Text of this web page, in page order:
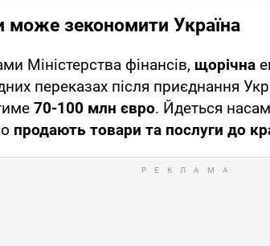
може зекономити Україна
Міністерства фінансів, щорічна
переказах після приєднання
70-100 млн євро. Йдеться
продають товари та послуги до